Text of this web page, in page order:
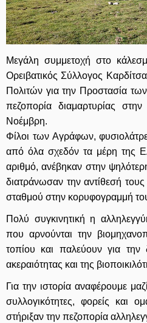
Μεγάλη συμμετοχή στο
Ορειβατικός Σύλλογος
Πολιτών για την Προστασία
πεζοπορία διαμαρτυρίας
Νοέμβρη.
Φίλοι των Αγράφων,
από όλα σχεδόν τα μέρη της
αριθμό, ανέβηκαν στην
διατράνωσαν την αντίθεσή
σταθμού στην κορυφογραμμή
Πολύ συγκινητική η
που αρνούνται την
τοπίου και παλεύουν για
ακεραιότητας και της
Για την ιστορία αναφέρουμε
συλλογικότητες, φορείς και
στήριξαν την πεζοπορία